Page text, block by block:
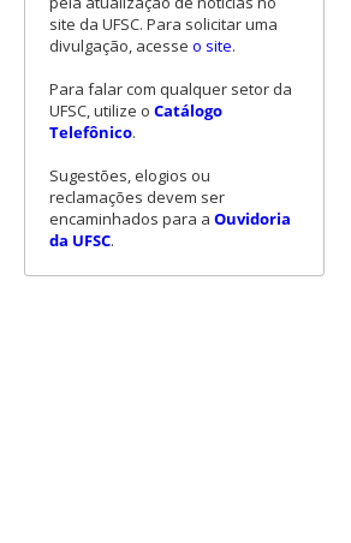
site da UFSC. Para solicitar uma
divulgação, acesse o site.
Para falar com qualquer setor da
UFSC, utilize o Catálogo
Telefônico.
Sugestões, elogios ou
reclamações devem ser
encaminhados para a Ouvidoria
da UFSC.